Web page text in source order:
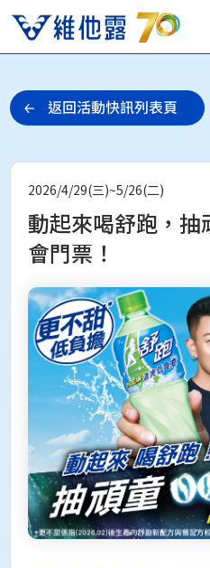
2026/4/29(三)~5/26(二)
動起來喝舒跑，抽
會門票！